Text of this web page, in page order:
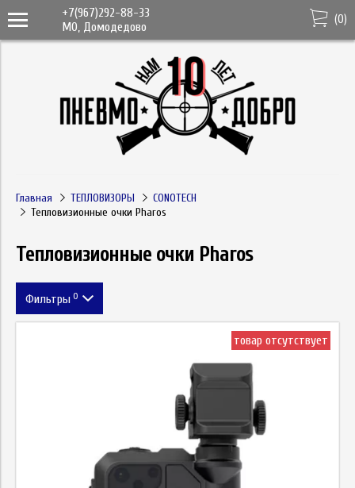
+7(967)292-88-33
МО, Домодедово
(0)
Главная ТЕПЛОВИЗОРЫ
CONOTECH
Тепловизионные очки Pharos
Тепловизионные очки Pharos
Фильтры 0
товар отсутствует